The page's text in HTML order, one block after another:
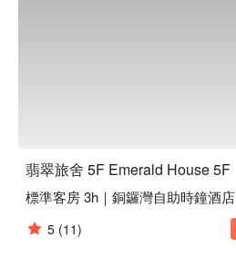
翡翠旅舍 5F Emerald House 5F
標準客房 3h｜銅鑼灣自助時鐘酒店
5 (11)